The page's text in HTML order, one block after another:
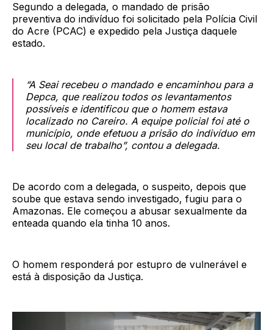
Segundo a delegada, o mandado de prisão
preventiva do indivíduo foi solicitado pela Polícia Civil
do Acre (PCAC) e expedido pela Justiça daquele
estado.
“A Seai recebeu o mandado e encaminhou para a
Depca, que realizou todos os levantamentos
possíveis e identificou que o homem estava
localizado no Careiro. A equipe policial foi até o
município, onde efetuou a prisão do indivíduo em
seu local de trabalho”, contou a delegada.
De acordo com a delegada, o suspeito, depois que
soube que estava sendo investigado, fugiu para o
Amazonas. Ele começou a abusar sexualmente da
enteada quando ela tinha 10 anos.
O homem responderá por estupro de vulnerável e
está à disposição da Justiça.